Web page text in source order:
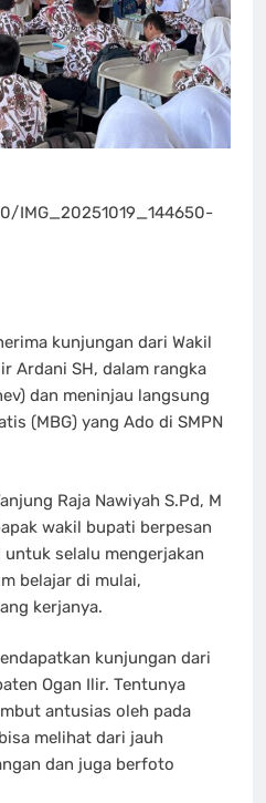
IMG_20251019_144650-
kunjungan dari Wakil
Ardani SH, dalam rangka
dan meninjau langsung
(MBG) yang Ado di SMPN
Raja Nawiyah S.Pd, M
wakil bupati berpesan
selalu mengerjakan
belajar di mulai,
kerjanya.
kunjungan dari
Ogan Ilir. Tentunya
antusias oleh pada
melihat dari jauh
dan juga berfoto